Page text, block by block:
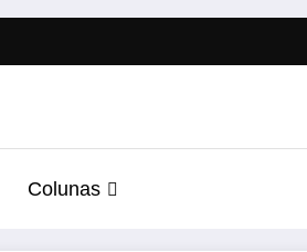
Colunas